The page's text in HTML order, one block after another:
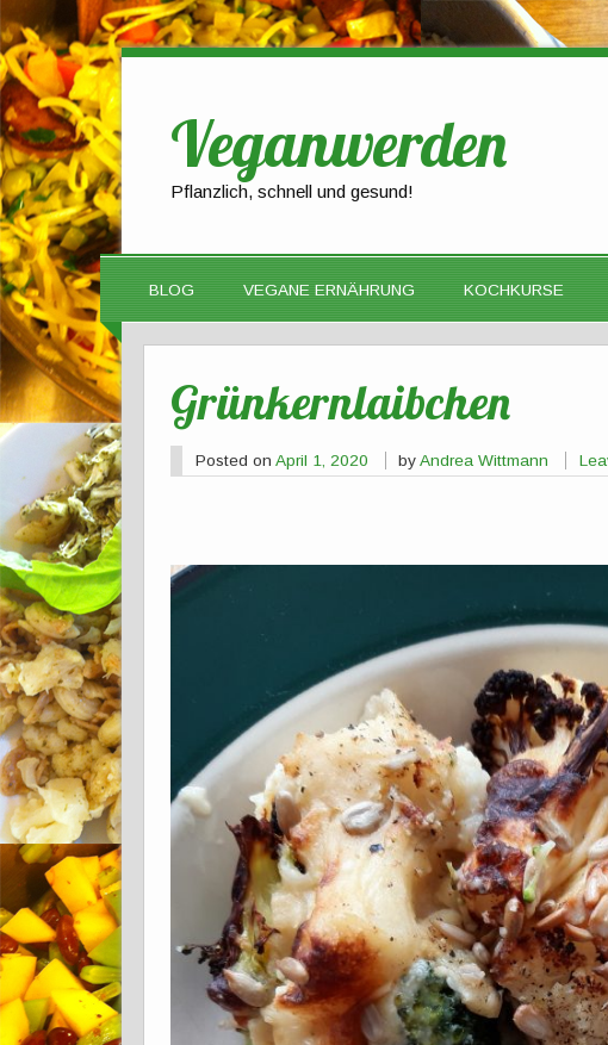
Veganwerden
Pflanzlich, schnell und gesund!
BLOG VEGANE ERNÄHRUNG KOCHKURSE
Grünkernlaibchen
Posted on April 1, 2020 byAndrea Wittmann